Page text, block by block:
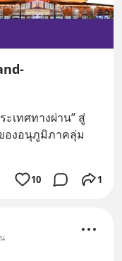
ะเทศทางผ่าน” สู่
องอนุภูมิภาคลุ่ม
10 1